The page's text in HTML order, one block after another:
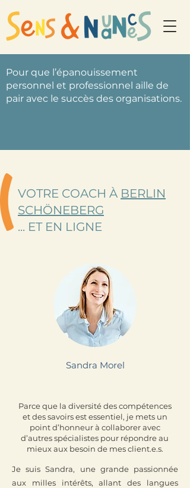
Pour que l’épanouissement
personnel et professionnel aille de
pair avec le succès des organisations.
VOTRE COACH À BERLIN
SCHÖNEBERG
... ET EN LIGNE
Sandra Morel
Parce que la diversité des compétences
et des savoirs est essentiel, je mets un
point d’honneur à collaborer avec
d’autres spécialistes pour répondre au
mieux aux besoin de mes client.e.s.
Je suis Sandra, une grande passionnée
aux milles intérêts, allant des langues